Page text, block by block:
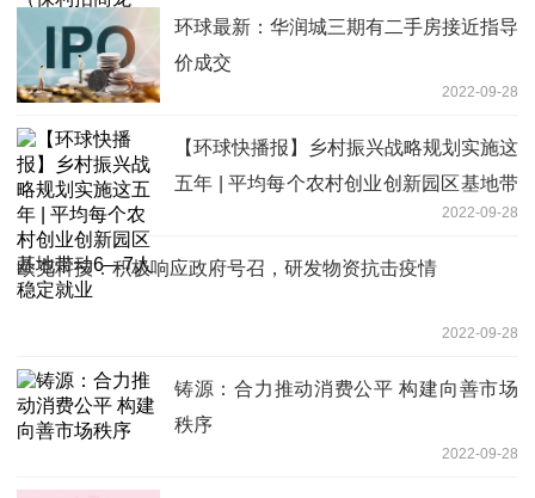
环球最新：华润城三期有二手房接近指导
价成交
2022-09-28
【环球快播报】乡村振兴战略规划实施这
五年 | 平均每个农村创业创新园区基地带
2022-09-28
欧克科技：积极响应政府号召，研发物资抗击疫情
2022-09-28
铸源：合力推动消费公平 构建向善市场
秩序
2022-09-28